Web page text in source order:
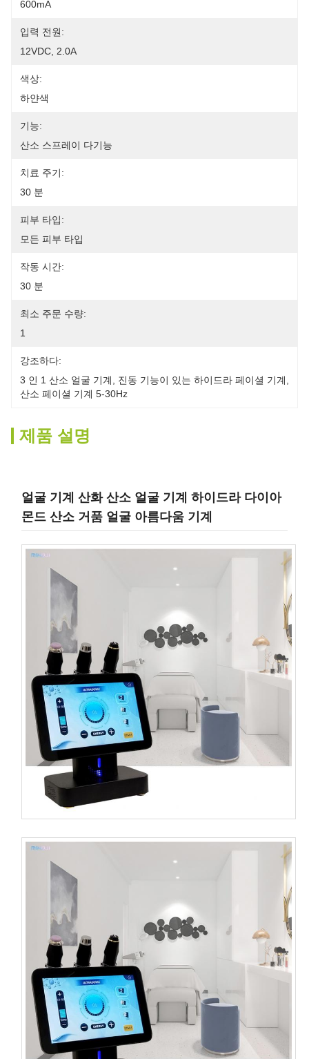
600mA
입력 전원:
12VDC, 2.0A
색상:
하얀색
기능:
산소 스프레이 다기능
치료 주기:
30 분
피부 타입:
모든 피부 타입
작동 시간:
30 분
최소 주문 수량:
1
강조하다:
3 인 1 산소 얼굴 기계
진동 기능이 있는 하이드라 페이셜 기계
산소 페이셜 기계 5-30Hz
제품 설명
얼굴 기계 산화 산소 얼굴 기계 하이드라 다이아
몬드 산소 거품 얼굴 아름다움 기계